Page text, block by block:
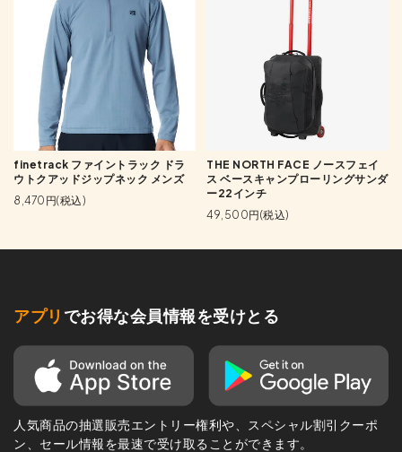
finetrack ファイントラック ドラ
ウトクアッドジップネック メンズ
8,470円(税込)
THE NORTH FACE ノースフェイ
ス ベースキャンプローリングサンダ
ー22インチ
49,500円(税込)
アプリ でお得な会員情報を受けとる
人気商品の抽選販売エントリー権利や、スペシャル割引クーポ
ン、セール情報を最速で受け取ることができます。